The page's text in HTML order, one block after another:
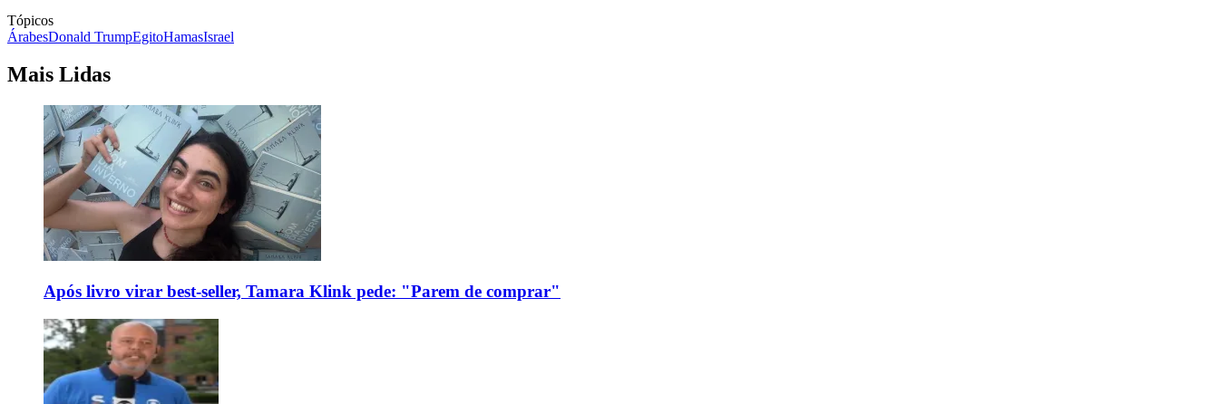
Tópicos
ÁrabesDonald TrumpEgitoHamasIsrael
Mais Lidas
Após livro virar best-seller, Tamara Klink pede: "Parem de comprar"